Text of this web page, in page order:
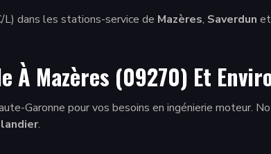
L) dans les stations-service de Mazères, Saverdun
Mazères (09270) Et
Garonne pour vos besoins en ingénierie moteur.
.